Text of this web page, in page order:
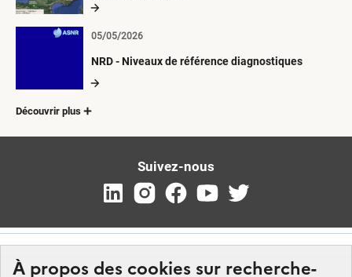
À propos des cookies sur recherche-
NRD - Niveaux de référence diagnostiques
05/05/2026
Découvrir plus
Suivez-nous